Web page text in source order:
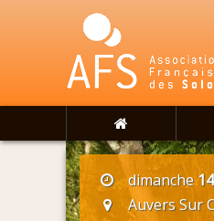
dimanche
Auvers Sur